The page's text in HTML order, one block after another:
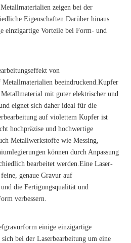
zeigen bei der
Eigenschaften.Darüber hinaus
einzigartige Vorteile bei Form- und
von
beeindruckend.Kupfer
mit guter elektrischer und
eignet sich daher ideal für die
auf violettem Kupfer ist
hochpräzise und hochwertige
Metallwerkstoffe wie Messing,
können durch Anpassung
bearbeitet werden.Eine Laser-
genaue Gravur auf
die Fertigungsqualität und
verbessern.
einige einzigartige
bei der Laserbearbeitung um eine